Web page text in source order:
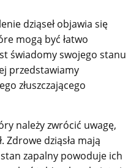
dziąseł objawia się
mogą być łatwo
świadomy swojego stanu
przedstawiamy
złuszczającego
należy zwrócić uwagę,
Zdrowe dziąsła mają
zapalny powoduje ich